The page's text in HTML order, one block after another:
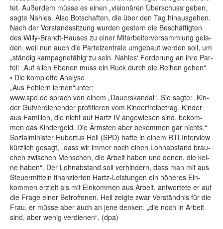
tet. Au­ßer­dem müs­se es ei­nen „vi­sio­nä­ren Über­schuss“ge­ben,
sag­te Nah­les. Al­so Bot­schaf­ten, die über den Tag hin­aus­ge­hen.
Nach der Vor­stands­sit­zung wur­den ges­tern die Be­schäf­tig­ten
des Wil­ly-Brandt-Hau­ses zu ei­ner Mit­ar­bei­ter­ver­samm­lung ge­la­
den, weil nun auch die Par­tei­zen­tra­le um­ge­baut wer­den soll, um
„stän­dig kam­pa­gne­fä­hig“zu sein. Nah­les‘ For­de­rung an ih­re Par­
tei: „Auf al­len Ebe­nen muss ein Ruck durch die Rei­hen ge­hen“.
• Die kom­plet­te Ana­ly­se
„Aus Feh­lern ler­nen“un­ter:
www.spd.de sprach von ei­nem „Dau­er­skan­dal“. Sie sag­te: „Kin­
der Gut­ver­die­nen­der pro­fi­tie­ren vom Kin­der­frei­be­trag. Kin­der
aus Fa­mi­li­en, die nicht auf Hartz IV an­ge­wie­sen sind, be­kom­
men das Kin­der­geld. Die Ärms­ten aber be­kom­men gar nichts.“
So­zi­al­mi­nis­ter Hu­ber­tus Heil (SPD) hat­te in ei­nem RTLIn­ter­view
kürz­lich ge­sagt, „dass wir im­mer noch ei­nen Lohn­ab­stand brau­
chen zwi­schen Men­schen, die Ar­beit ha­ben und de­nen, die kei­
ne ha­ben“. Der Lohn­ab­stand soll ver­hin­dern, dass man mit aus
Steu­er­mit­teln fi­nan­zier­ten Hartz-Leis­tun­gen ein hö­he­res Ein­
kom­men er­zielt als mit Ein­kom­men aus Ar­beit, ant­wor­te­te er auf
die Fra­ge ei­ner Be­trof­fe­nen. Heil zeig­te zwar Ver­ständ­nis für die
Frau, er müs­se aber auch an je­ne den­ken, „die noch in Ar­beit
sind, aber we­nig ver­die­nen“. (dpa)